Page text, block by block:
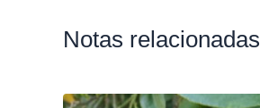
Notas relacionadas